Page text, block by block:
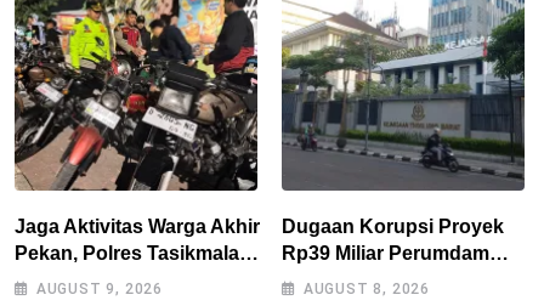
Jaga Aktivitas Warga Akhir
Pekan, Polres Tasikmalaya
Gencarkan Patroli Blue
AUGUST 9, 2026
Dugaan Korupsi Proyek
Rp39 Miliar Perumdam
Tirta Darma Ayu Disorot,
AUGUST 8, 2026